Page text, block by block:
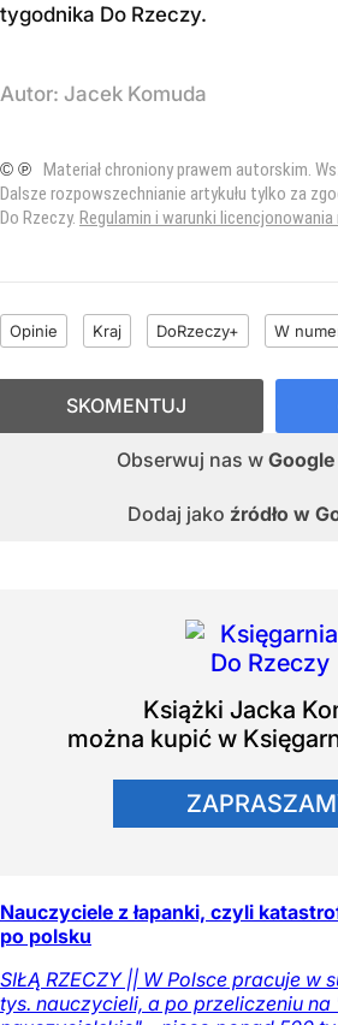
tygodnika Do Rzeczy.
Autor: Jacek Komuda
© ℗ Materiał chroniony prawem autorskim.
Dalsze rozpowszechnianie artykułu tylko za
Do Rzeczy. Regulamin i warunki
Opinie Kraj DoRzeczy+ W
Obserwuj nas w
Dodaj jako źródło w
SKOMENTUJ
Książki Jacka
można kupić w
Nauczyciele z łapanki, czyli
po polsku
SIŁĄ RZECZY || W Polsce pracuje w
tys. nauczycieli, a po przeliczeniu na